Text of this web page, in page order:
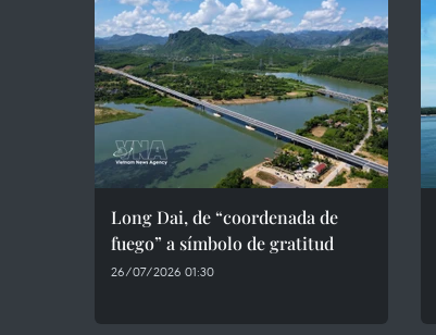
Long Dai, de “coordenada de
fuego” a símbolo de gratitud
26/07/2026 01:30